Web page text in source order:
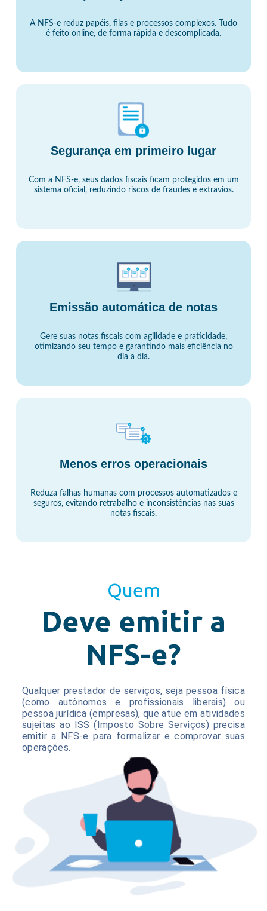
A NFS-e reduz papéis, filas e processos complexos. Tudo
é feito online, de forma rápida e descomplicada.
Segurança em primeiro lugar
Com a NFS-e, seus dados fiscais ficam protegidos em um
sistema oficial, reduzindo riscos de fraudes e extravios.
Emissão automática de notas
Gere suas notas fiscais com agilidade e praticidade,
otimizando seu tempo e garantindo mais eficiência no
dia a dia.
Menos erros operacionais
Reduza falhas humanas com processos automatizados e
seguros, evitando retrabalho e inconsistências nas suas
notas fiscais.
Quem
Deve emitir a
NFS-e?
Qualquer prestador de serviços, seja pessoa física
(como autônomos e profissionais liberais) ou
pessoa jurídica (empresas), que atue em atividades
sujeitas ao ISS (Imposto Sobre Serviços) precisa
emitir a NFS-e para formalizar e comprovar suas
operações.